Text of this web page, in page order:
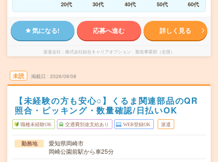
20代
30代 40代 50代 60代
気になる! 応募へ進む 詳しく見る
派遣会社 株式会社綜合キャリアオプション 製造事業部（全国）
未読 掲載日 2026/08/08
【未経験の方も安心○】くるま関連部品のQR
照合・ピッキング・数量確認/日払いOK
職種未経験OK 交通費別途支給あり WEB登録OK 派遣
勤務地
愛知県岡崎市
岡崎公園前駅から車25分